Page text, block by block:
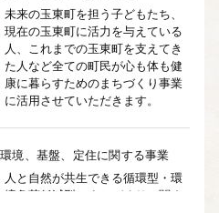
未来の玉東町を担う子どもたち、
現在の玉東町に活力を与えている
人、これまでの玉東町を支えてき
た人など全ての町民が心も体も健
康に暮らすためのまちづくり事業
に活用させていただきます。
環境、基盤、定住に関する事業
人と自然が共生できる循環型・環
境負荷低減型のまちづくりに関す